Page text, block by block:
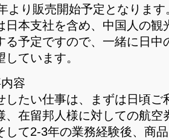
より販売開始予定となります
日本支社を含め、中国人の観
る予定ですので、一緒に日中
しています。
容
したい仕事は、まずは日頃ご
、在留邦人様に対しての航空
して2-3年の業務経験後、商